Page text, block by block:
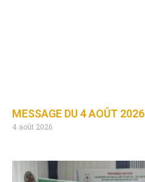
MESSAGE DU 4 AOÛT 2026
4 août 2026